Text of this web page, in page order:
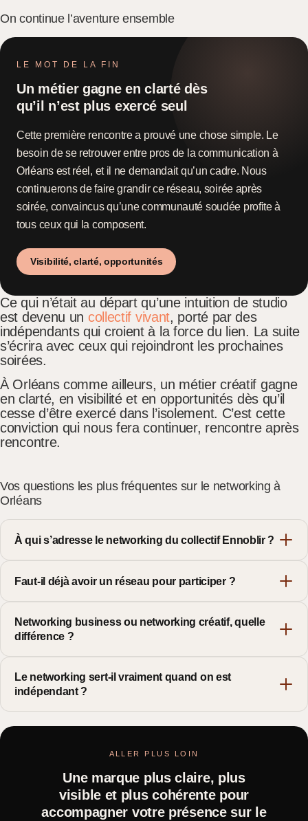
On continue l’aventure ensemble
LE MOT DE LA FIN
Un métier gagne en clarté dès
qu’il n’est plus exercé seul
Cette première rencontre a prouvé une chose simple. Le
besoin de se retrouver entre pros de la communication à
Orléans est réel, et il ne demandait qu’un cadre. Nous
continuerons de faire grandir ce réseau, soirée après
soirée, convaincus qu’une communauté soudée profite à
tous ceux qui la composent.
Visibilité, clarté, opportunités
Ce qui n’était au départ qu’une intuition de studio
est devenu un collectif vivant, porté par des
indépendants qui croient à la force du lien. La suite
s’écrira avec ceux qui rejoindront les prochaines
soirées.
À Orléans comme ailleurs, un métier créatif gagne
en clarté, en visibilité et en opportunités dès qu’il
cesse d’être exercé dans l’isolement. C’est cette
conviction qui nous fera continuer, rencontre après
rencontre.
Vos questions les plus fréquentes sur le networking à
Orléans
À qui s’adresse le networking du collectif Ennoblir ?
Faut-il déjà avoir un réseau pour participer ?
Networking business ou networking créatif, quelle
différence ?
Le networking sert-il vraiment quand on est
indépendant ?
ALLER PLUS LOIN
Une marque plus claire, plus
visible et plus cohérente pour
accompagner votre présence sur le